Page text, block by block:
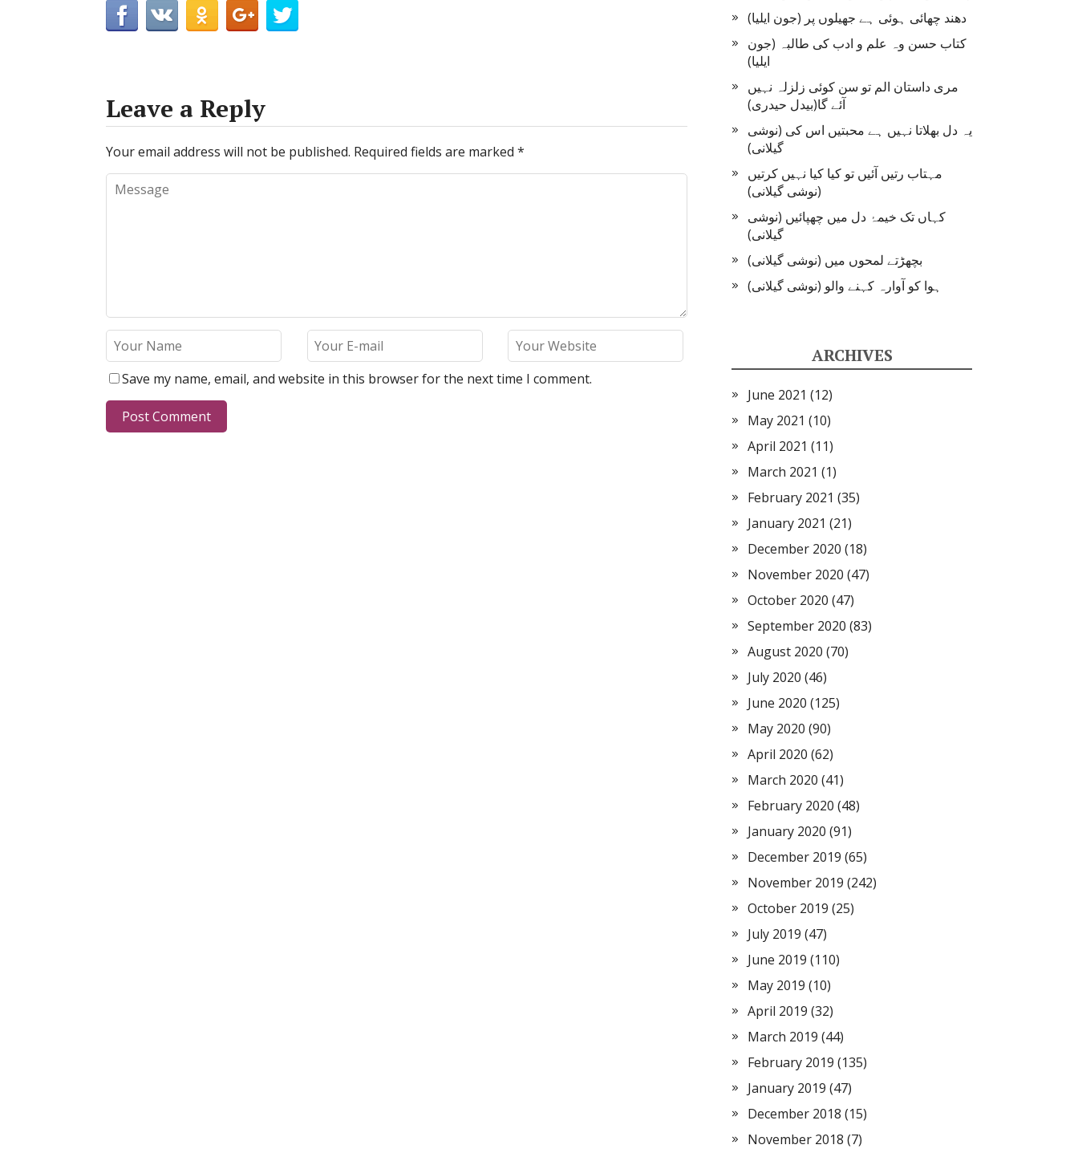
Leave a Reply
Your email address will not be published. Required fields are marked *
Save my name, email, and website in this browser for the next time I comment.
دھند چھائی ہوئی ہے جھیلوں پر (جون ایلیا)
کتاب حسن وہ علم و ادب کی طالبہ (جون
ایلیا)
مری داستان الم تو سن کوئی زلزلہ نہیں
آئے گا(بیدل حیدری)
یہ دل بھلاتا نہیں ہے محبتیں اس کی (نوشی
گیلانی)
مہتاب رتیں آئیں تو کیا کیا نہیں کرتیں
(نوشی گیلانی)
کہاں تک خیمۂ دل میں چھپائیں (نوشی
گیلانی)
بچھڑتے لمحوں میں (نوشی گیلانی)
ہوا کو آوارہ کہنے والو (نوشی گیلانی)
ARCHIVES
June 2021 (12)
May 2021 (10)
April 2021 (11)
March 2021 (1)
February 2021 (35)
January 2021 (21)
December 2020 (18)
November 2020 (47)
October 2020 (47)
September 2020 (83)
August 2020 (70)
July 2020 (46)
June 2020 (125)
May 2020 (90)
April 2020 (62)
March 2020 (41)
February 2020 (48)
January 2020 (91)
December 2019 (65)
November 2019 (242)
October 2019 (25)
July 2019 (47)
June 2019 (110)
May 2019 (10)
April 2019 (32)
March 2019 (44)
February 2019 (135)
January 2019 (47)
December 2018 (15)
November 2018 (7)